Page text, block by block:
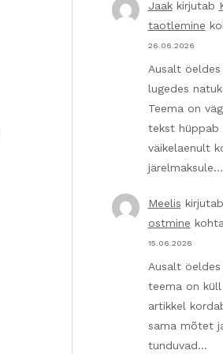
Jaakkirjutab
taotlemine
26.06.2026
Ausalt
lugedes
Teema on
tekst hüppab
väikelaenult
järelmaksule…
Meelis kirjutab
ostmine kohta
15.06.2026
Ausalt
teema on küll
artikkel
sama mõtet
tunduvad…